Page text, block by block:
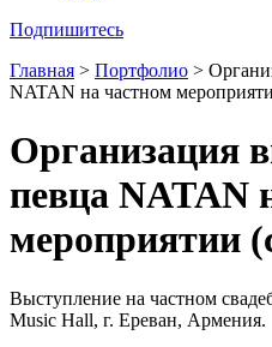
Подпишитесь
Главная > Портфолио >
NATAN на частном
Организация
певца NATAN
мероприятии
Выступление на частном
Music Hall, г. Ереван, Армения.